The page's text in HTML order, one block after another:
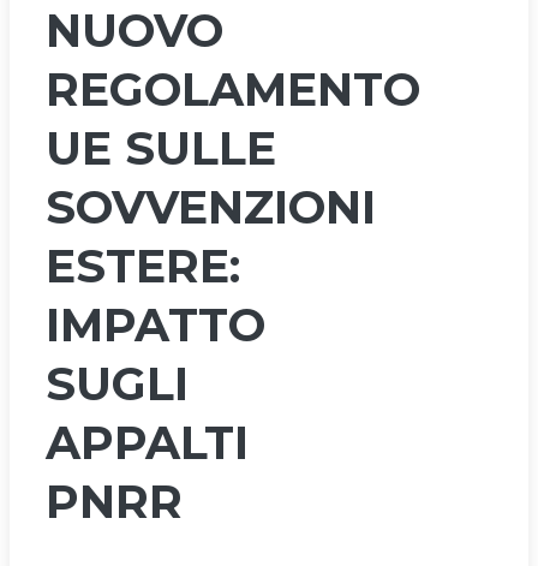
NUOVO
REGOLAMENTO
UE SULLE
SOVVENZIONI
ESTERE:
IMPATTO
SUGLI
APPALTI
PNRR